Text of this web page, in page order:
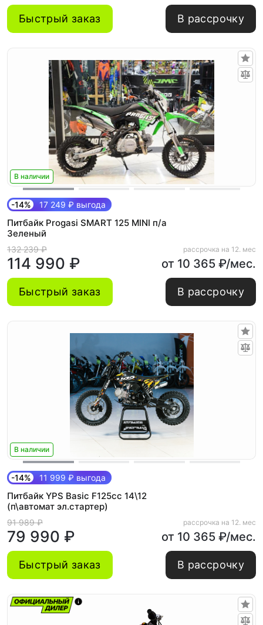
Быстрый заказ В рассрочку
В наличии
-14% 17 249 ₽ выгода
Питбайк Progasi SMART 125 MINI п/а
Зеленый
132 239 ₽
114 990 ₽
рассрочка на 12. мес
от 10 365 ₽/мес.
Быстрый заказ В рассрочку
В наличии
-14% 11 999 ₽ выгода
Питбайк YPS Basic F125cc 14\12
(п\автомат эл.стартер)
91 989 ₽
79 990 ₽
рассрочка на 12. мес
от 10 365 ₽/мес.
Быстрый заказ В рассрочку